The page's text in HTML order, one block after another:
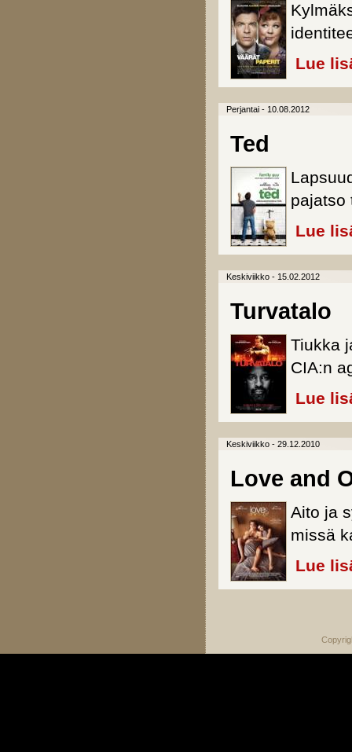
Lue
Perjantai - 10.08.2012
Ted
pajatso
Lue
Keskiviikko - 15.02.2012
Turvatalo
Tiukka
CIA:n
Lue
Keskiviikko - 29.12.2010
Love and
Aito ja
missä
Lue